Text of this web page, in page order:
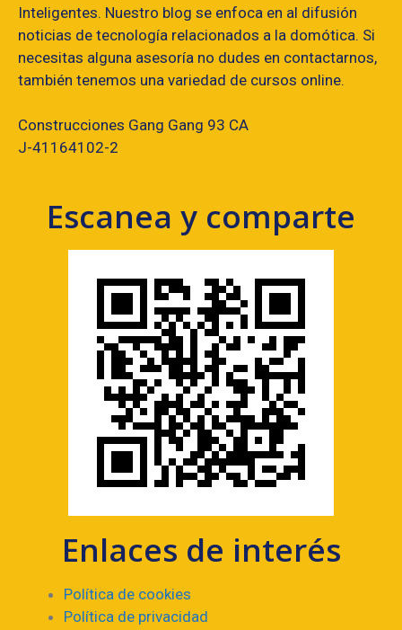
Inteligentes. Nuestro blog se enfoca en al difusión
noticias de tecnología relacionados a la domótica. Si
necesitas alguna asesoría no dudes en contactarnos,
también tenemos una variedad de cursos online.
Construcciones Gang Gang 93 CA
J-41164102-2
Escanea y comparte
Enlaces de interés
Política de cookies
Política de privacidad